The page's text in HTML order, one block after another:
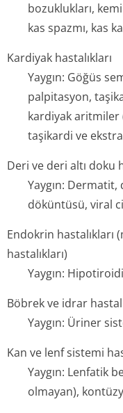
bozuklukları,
kas spazmı, kas
Kardiyak hastalıkları
Yaygın: Göğüs
palpitasyon,
kardiyak
taşikardi ve
Deri ve deri altı doku
Yaygın:
döküntüsü, viral
Endokrin hastalıkları
hastalıkları)
Yaygın:
Böbrek ve idrar
Yaygın: Üriner
Kan ve lenf sistemi
Yaygın: Lenfatik
olmayan),